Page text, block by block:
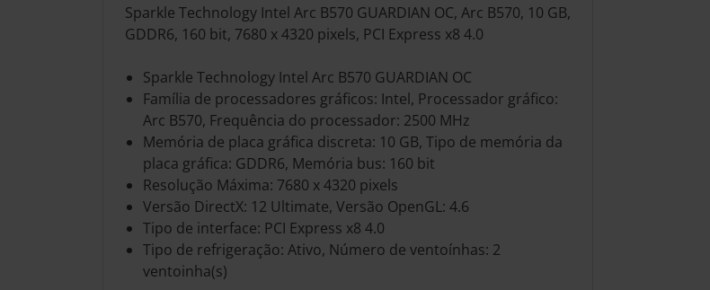
Sparkle Technology Intel Arc B570 GUARDIAN OC, Arc B570, 10 GB,
GDDR6, 160 bit, 7680 x 4320 pixels, PCI Express x8 4.0
Sparkle Technology Intel Arc B570 GUARDIAN OC
Família de processadores gráficos: Intel, Processador gráfico:
Arc B570, Frequência do processador: 2500 MHz
Memória de placa gráfica discreta: 10 GB, Tipo de memória da
placa gráfica: GDDR6, Memória bus: 160 bit
Resolução Máxima: 7680 x 4320 pixels
Versão DirectX: 12 Ultimate, Versão OpenGL: 4.6
Tipo de interface: PCI Express x8 4.0
Tipo de refrigeração: Ativo, Número de ventoínhas: 2
ventoinha(s)